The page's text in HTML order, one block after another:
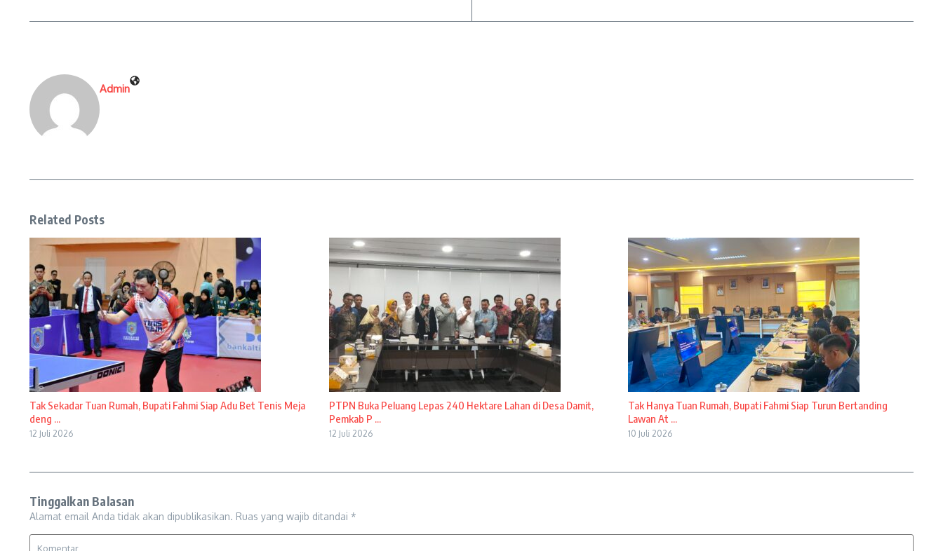
Admin
Related Posts
Tak Sekadar Tuan Rumah, Bupati Fahmi Siap Adu Bet Tenis Meja
deng ...
12 Juli 2026
PTPN Buka Peluang Lepas 240 Hektare Lahan di Desa Damit,
Pemkab P ...
12 Juli 2026
Tak Hanya Tuan Rumah, Bupati Fahmi Siap Turun Bertanding
Lawan At ...
10 Juli 2026
Tinggalkan Balasan
Alamat email Anda tidak akan dipublikasikan. Ruas yang wajib ditandai *